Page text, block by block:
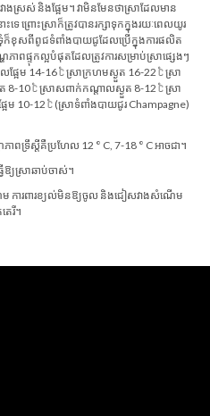
ស្រស់ និងផ្អែម។ វាមិនមែនថាស្រាដែលមាន
េ ព្រោះស្រាក៏ត្រូវបានរក្សាទុកក្នុងរយៈពេលយូរ
ទុំក៏ខុសពីពូជទំពាំងបាយជូដែលប្រើក្នុងការផលិត
ពផ្ទុកល្អបំផុតដែលត្រូវការសម្រាប់ស្រាផ្សេងៗ
ផ្អែម 14-16 ℃ ស្រាក្រហមស្ងួត 16-22 ℃ ស្រា
10 ℃ ស្រាសពាក់កណ្តាលស្ងួត 8-12 ℃ ស្រា
ម 10-12 ℃ (ស្រាទំពាំងបាយជូរ Champagne)
ទ្រឹស្តីគឺប្រហែល 12 ° C, 7-18 ° C អាចជា។
ឱ្យ​ស្រា​ឆាប់​ចាស់។
ើម ការពារខ្យល់មិនឱ្យចូល និងជៀសវាងសំណើម
េរី។